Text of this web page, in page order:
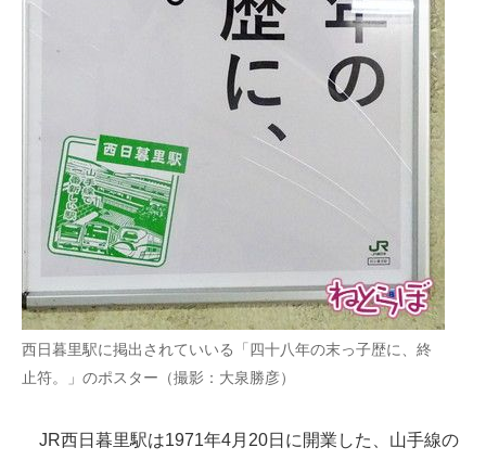
IT製品の技術・比較・事例
製造業のIT導入・活用を支援
モノづくり技術者専門サイト
エレクトロニクス専門サイト
電子設計の基本と応用
建設×テクノロジーの最前線
西日暮里駅に掲出されていいる「四十八年の末っ子歴に、終
止符。」のポスター（撮影：大泉勝彦）
JR西日暮里駅は1971年4月20日に開業した、山手線の